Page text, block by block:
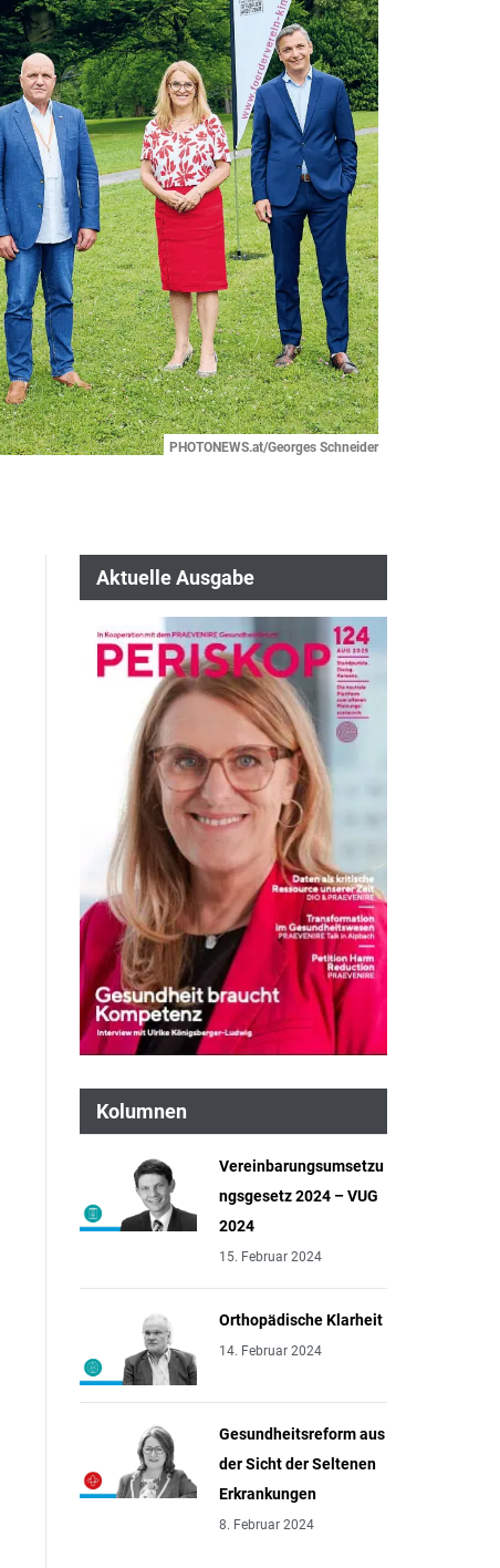
PHOTONEWS.at/Georges Schneider
Aktuelle Ausgabe
Kolumnen
Vereinbarungsumsetzu
ngsgesetz 2024 – VUG
2024
15. Februar 2024
Orthopädische Klarheit
14. Februar 2024
Gesundheitsreform aus
der Sicht der Seltenen
Erkrankungen
8. Februar 2024